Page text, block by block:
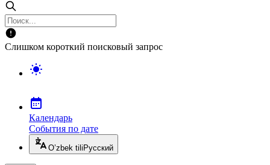
Слишком короткий поисковый запрос
Календарь
События по дате
O’zbek tili Русский